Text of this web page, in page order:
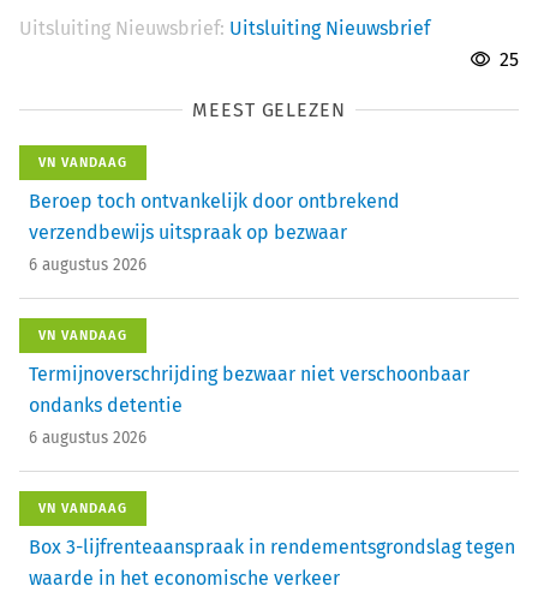
Uitsluiting Nieuwsbrief: Uitsluiting Nieuwsbrief
25
MEEST GELEZEN
VN VANDAAG
Beroep toch ontvankelijk door ontbrekend
verzendbewijs uitspraak op bezwaar
6 augustus 2026
VN VANDAAG
Termijnoverschrijding bezwaar niet verschoonbaar
ondanks detentie
6 augustus 2026
VN VANDAAG
Box 3-lijfrenteaanspraak in rendementsgrondslag tegen
waarde in het economische verkeer